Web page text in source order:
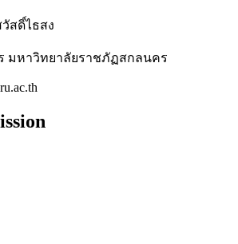
สดิ์ไธสง
มหาวิทยาลัยราชภัฏสกลนคร